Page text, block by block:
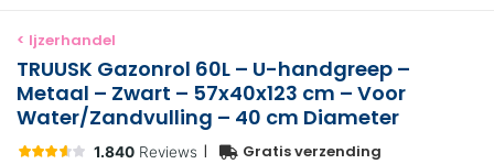
< Ijzerhandel
TRUUSK Gazonrol 60L – U-handgreep –
Metaal – Zwart – 57x40x123 cm – Voor
Water/Zandvulling – 40 cm Diameter
| Gratis verzending